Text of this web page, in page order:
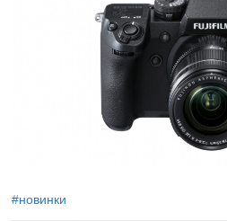
#новинки